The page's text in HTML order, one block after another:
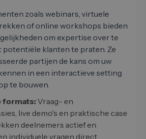
zoals webinars, virtuele
of online workshops bieden
om expertise over te
potentiële klanten te praten. Ze
partijen de kans om uw
in een interactieve setting
te bouwen.
formats: Vraag- en
live demo's en praktische case
deelnemers actief en
individuele vragen direct.